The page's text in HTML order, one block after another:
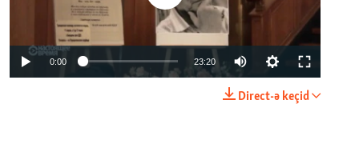
0:00 23:20
Direct-ə keçid